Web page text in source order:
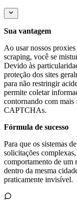
Sua vantagem
Ao usar nossos
scraping, você se
Devido às
proteção dos sites
para não restringir
permite coletar
contornando com mais
CAPTCHAs.
Fórmula de sucesso
Para que os sistemas
solicitações
comportamento de um
dentro da mesma
praticamente invisível.